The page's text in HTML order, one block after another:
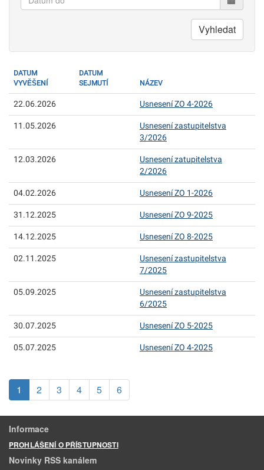
do
Vyhledat
DATUM
VYVĚŠENÍ
DATUM
SEJMUTÍ
NÁZEV
22.06.2026 Usnesení ZO 4-2026
11.05.2026
Usnesení zastupitelstva
3/2026
12.03.2026
Usnesení zatupitelstva
2/2026
04.02.2026 Usnesení ZO 1-2026
31.12.2025 Usnesení ZO 9-2025
14.12.2025 Usnesení ZO 8-2025
02.11.2025
Usnesení zastupitelstva
7/2025
05.09.2025
Usnesení zastupitelstva
6/2025
30.07.2025 Usnesení ZO 5-2025
05.07.2025 Usnesení ZO 4-2025
1 (aktuální)
2 3 4 5 6
Informace
PROHLÁŠENÍ O PŘÍSTUPNOSTI
Novinky RSS kanálem